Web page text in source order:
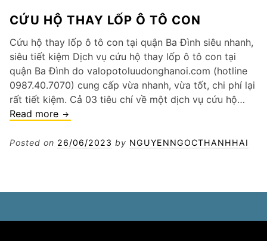
CỨU HỘ THAY LỐP Ô TÔ CON
Cứu hộ thay lốp ô tô con tại quận Ba Đình siêu nhanh,
siêu tiết kiệm Dịch vụ cứu hộ thay lốp ô tô con tại
quận Ba Đình do valopotoluudonghanoi.com (hotline
0987.40.7070) cung cấp vừa nhanh, vừa tốt, chi phí lại
rất tiết kiệm. Cả 03 tiêu chí về một dịch vụ cứu hộ…
Read more Cứu
thay
Posted on 26/06/2023 by NGUYENNGOCTHANHHAI